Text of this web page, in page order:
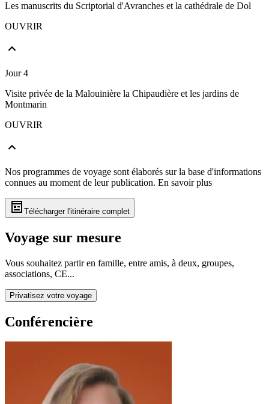
Les manuscrits du Scriptorial d'Avranches et la cathédrale de Dol
OUVRIR
Jour 4
Visite privée de la Malouinière la Chipaudière et les jardins de
Montmarin
OUVRIR
Nos programmes de voyage sont élaborés sur la base d'informations
connues au moment de leur publication. En savoir plus
Télécharger l'itinéraire complet
Voyage sur mesure
Vous souhaitez partir en famille, entre amis, à deux, groupes,
associations, CE...
Privatisez votre voyage
Conférencière